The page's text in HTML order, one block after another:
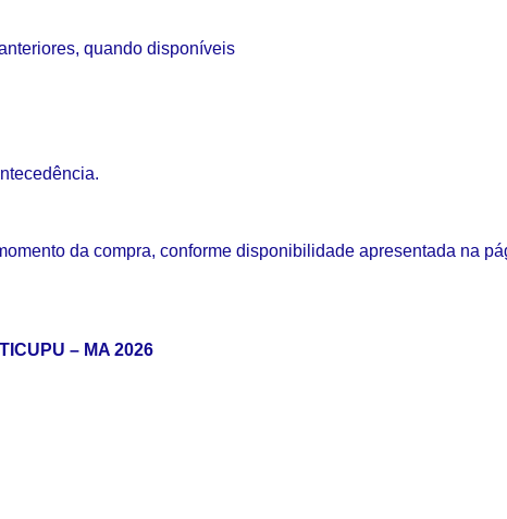
quando disponíveis
da compra, conforme disponibilidade apresentada na
– MA 2026